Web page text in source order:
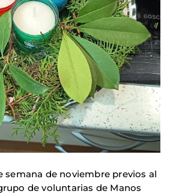
semana de noviembre previos al
de voluntarias de Manos